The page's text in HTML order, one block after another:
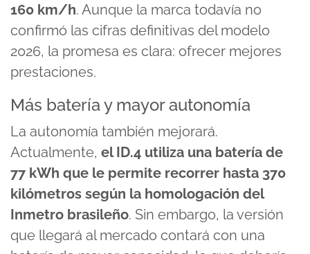
160 km/h. Aunque la marca todavía no
confirmó las cifras definitivas del modelo
2026, la promesa es clara: ofrecer mejores
prestaciones.
Más batería y mayor autonomía
La autonomía también mejorará.
Actualmente, el ID.4 utiliza una batería de
77 kWh que le permite recorrer hasta 370
kilómetros según la homologación del
Inmetro brasileño. Sin embargo, la versión
que llegará al mercado contará con una